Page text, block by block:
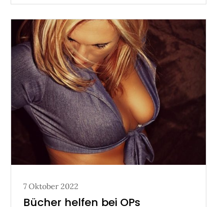
Posted
on
7 Oktober 2022
Bücher helfen bei OPs